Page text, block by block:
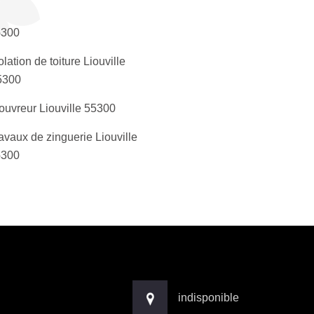
de toiture Liouville
Liouville 55300
de zinguerie Liouville
indisponible